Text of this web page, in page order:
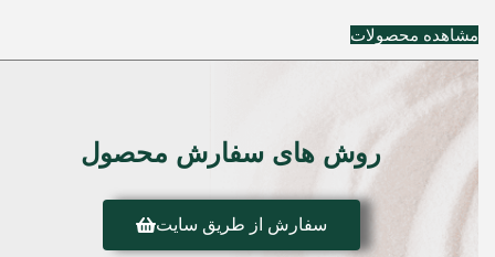
مشاهده محصولات
روش های سفارش محصول
سفارش از طریق سایت